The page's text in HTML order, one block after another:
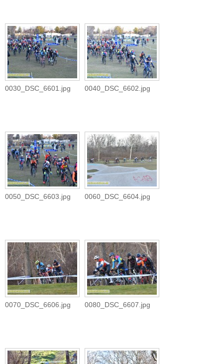
0030_DSC_6601.jpg 0040_DSC_6602.jpg
0050_DSC_6603.jpg 0060_DSC_6604.jpg
0070_DSC_6606.jpg 0080_DSC_6607.jpg